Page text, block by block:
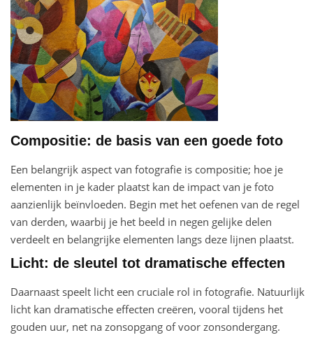
Compositie: de basis van een goede foto
Een belangrijk aspect van fotografie is compositie; hoe je
elementen in je kader plaatst kan de impact van je foto
aanzienlijk beïnvloeden. Begin met het oefenen van de regel
van derden, waarbij je het beeld in negen gelijke delen
verdeelt en belangrijke elementen langs deze lijnen plaatst.
Licht: de sleutel tot dramatische effecten
Daarnaast speelt licht een cruciale rol in fotografie. Natuurlijk
licht kan dramatische effecten creëren, vooral tijdens het
gouden uur, net na zonsopgang of voor zonsondergang.